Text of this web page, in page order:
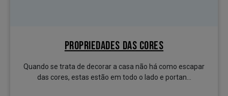
PROPRIEDADES DAS CORES
Quando se trata de decorar a casa não há como escapar
das cores, estas estão em todo o lado e portan...